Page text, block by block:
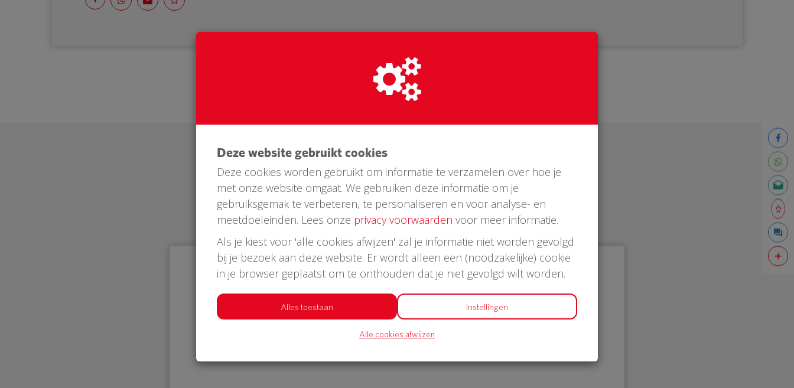
Laatste donaties
€ 1.052
Deze website gebruikt cookies
Deze cookies worden gebruikt om informatie te verzamelen over hoe je
met onze website omgaat. We gebruiken deze informatie om je
gebruiksgemak te verbeteren, te personaliseren en voor analyse- en
meetdoeleinden. Lees onze privacy voorwaarden voor meer informatie.
Als je kiest voor 'alle cookies afwijzen' zal je informatie niet worden gevolgd
bij je bezoek aan deze website. Er wordt alleen een (noodzakelijke) cookie
in je browser geplaatst om te onthouden dat je niet gevolgd wilt worden.
Alles toestaan Instellingen
Alle cookies afwijzen